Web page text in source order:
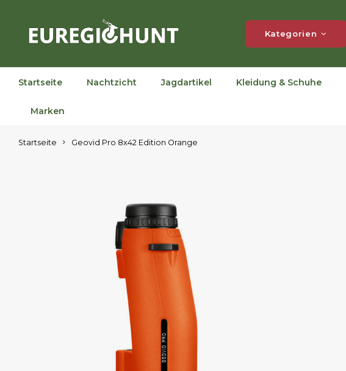
Kategorien
Startseite Nachtzicht Jagdartikel Kleidung & Schuhe
Marken
Startseite Geovid Pro 8x42 Edition Orange